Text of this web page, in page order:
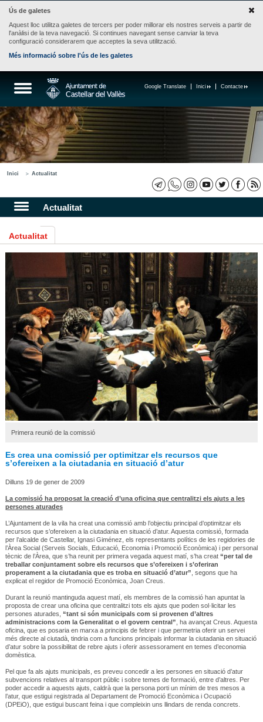
Ús de galetes
Aquest lloc utilitza galetes de tercers per poder millorar els nostres serveis a partir de
l'anàlisi de la teva navegació. Si continues navegant sense canviar la teva
configuració considerarem que acceptes la seva utilització.
Més informació sobre l'ús de les galetes
Contacte
Inici
Google Translate
Inici Actualitat
Actualitat
Actualitat
Primera reunió de la comissió
Es crea una comissió per optimitzar els recursos que
s’ofereixen a la ciutadania en situació d’atur
Dilluns 19 de gener de 2009
La comissió ha proposat la creació d’una oficina que centralitzi els ajuts a les
persones aturades
L’Ajuntament de la vila ha creat una comissió amb l’objectiu principal d’optimitzar els
recursos que s’ofereixen a la ciutadania en situació d’atur. Aquesta comissió, formada
per l’alcalde de Castellar, Ignasi Giménez, els representants polítics de les regidories de
l’Àrea Social (Serveis Socials, Educació, Economia i Promoció Econòmica) i per personal
tècnic de l’Àrea, que s’ha reunit per primera vegada aquest matí, s’ha creat “per tal de
treballar conjuntament sobre els recursos que s’ofereixen i s’oferiran
properament a la ciutadania que es troba en situació d’atur” , segons que ha
explicat el regidor de Promoció Econòmica, Joan Creus.
Durant la reunió mantinguda aquest matí, els membres de la comissió han apuntat la
proposta de crear una oficina que centralitzi tots els ajuts que poden sol·licitar les
persones aturades, “tant si són municipals com si provenen d’altres
administracions com la Generalitat o el govern central” , ha avançat Creus. Aquesta
oficina, que es posaria en marxa a principis de febrer i que permetria oferir un servei
més directe al ciutadà, tindria com a funcions principals informar la ciutadania en situació
d’atur sobre la possibilitat de rebre ajuts i oferir assessorament en temes d’economia
domèstica.
Pel que fa als ajuts municipals, es preveu concedir a les persones en situació d’atur
subvencions relatives al transport públic i sobre temes de formació, entre d’altres. Per
poder accedir a aquests ajuts, caldrà que la persona porti un mínim de tres mesos a
l’atur, que estigui registrada al Departament de Promoció Econòmica i Ocupació
(DPEiO), que estigui buscant feina i que compleixin uns llindars de renda concrets.